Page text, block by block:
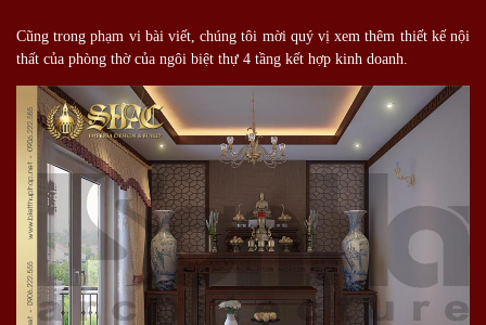
Cũng trong phạm vi bài viết, chúng tôi mời quý vị xem thêm thiết kế nội
thất của phòng thờ của ngôi biệt thự 4 tầng kết hợp kinh doanh.